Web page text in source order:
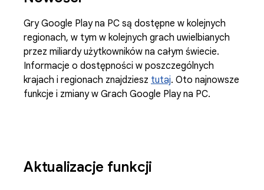
Gry Google Play na PC są dostępne w kolejnych
regionach, w tym w kolejnych grach uwielbianych
przez miliardy użytkowników na całym świecie.
Informacje o dostępności w poszczególnych
krajach i regionach znajdziesz tutaj. Oto najnowsze
funkcje i zmiany w Grach Google Play na PC.
Aktualizacje funkcji